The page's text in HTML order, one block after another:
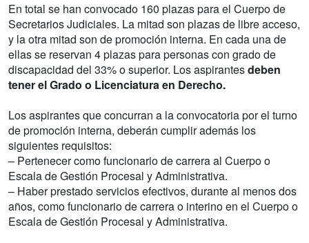
En total se han convocado 160 plazas para el Cuerpo de
Secretarios Judiciales. La mitad son plazas de libre acceso,
y la otra mitad son de promoción interna. En cada una de
ellas se reservan 4 plazas para personas con grado de
discapacidad del 33% o superior. Los aspirantesdeben
tener el Grado o Licenciatura en Derecho.
Los aspirantes que concurran a la convocatoria por el turno
de promoción interna, deberán cumplir además los
siguientes requisitos:
– Pertenecer como funcionario de carrera al Cuerpo o
Escala de Gestión Procesal y Administrativa.
– Haber prestado servicios efectivos, durante al menos dos
años, como funcionario de carrera o interino en el Cuerpo o
Escala de Gestión Procesal y Administrativa.